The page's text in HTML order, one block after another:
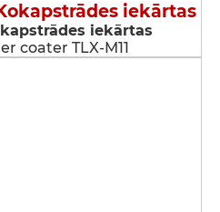
iekārtas
iekārtas
coater TLX-M11